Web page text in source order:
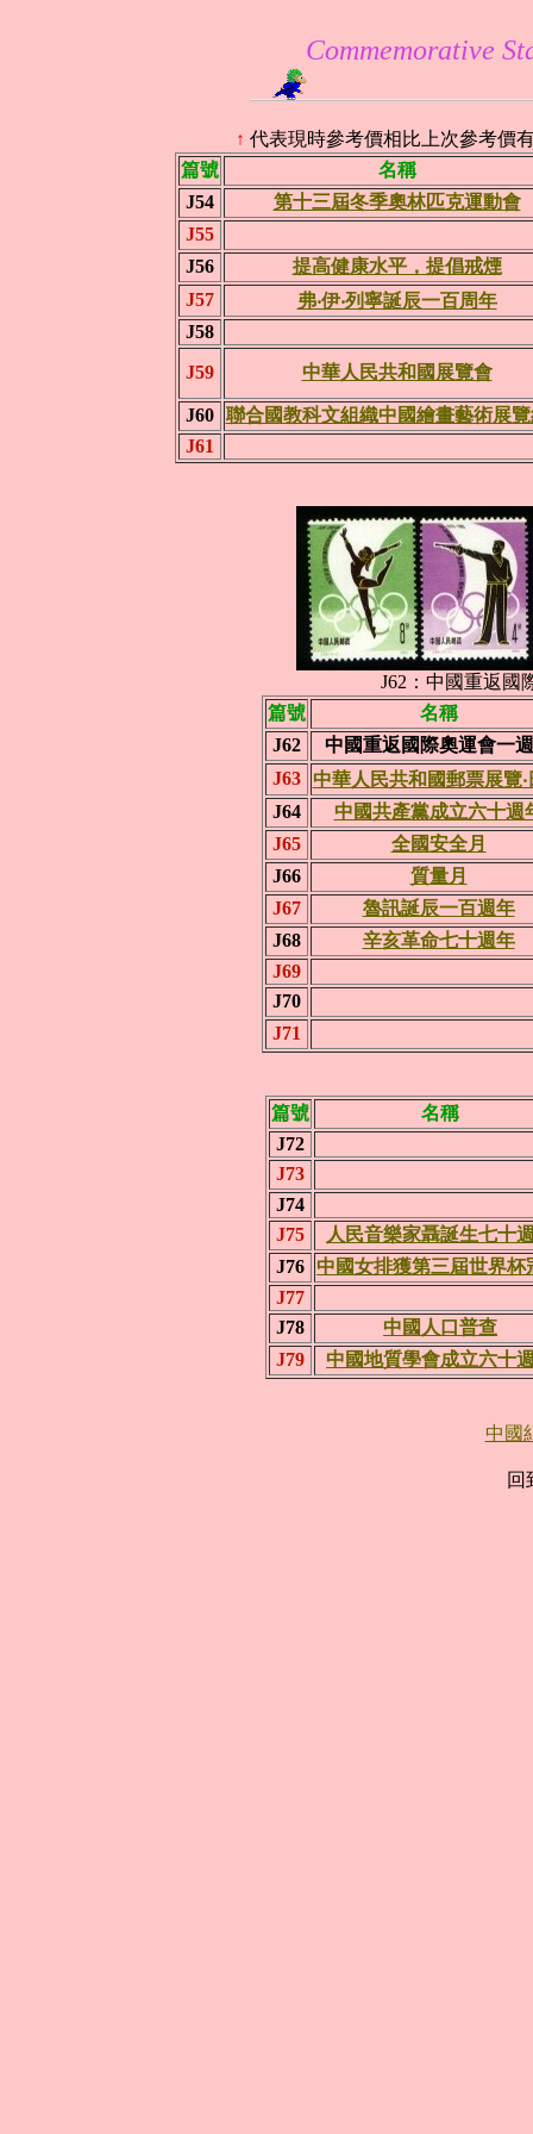
Commemorative
↑ 代表現時參考價相比上次參考價
篇號
名稱
J54
第十三屆冬季奧林匹克運動會
J55
J56
提高健康水平，提倡戒煙
J57
弗‧伊‧列寧誕辰一百周年
J58
J59
中華人民共和國展覽會
J60
聯合國教科文組織中國繪畫藝術展
J61
J62：中國重返國
篇號
名稱
J62
中國重返國際奧運會一
J63
中華人民共和國郵票展覽‧
J64
中國共產黨成立六十週
J65
全國安全月
J66
質量月
J67
魯訊誕辰一百週年
J68
辛亥革命七十週年
J69
J70
J71
篇號
名稱
J72
J73
J74
J75
人民音樂家聶誕生七十
J76
中國女排獲第三屆世界杯
J77
J78
中國人口普查
J79
中國地質學會成立六十
中國
回